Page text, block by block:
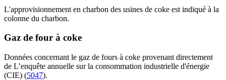
L'approvisionnement en charbon des usines de coke est indiqué à la
colonne du charbon.
Gaz de four à coke
Données concernant le gaz de fours à coke provenant directement
de L’enquête annuelle sur la consommation industrielle d'énergie
(CIE) (5047).